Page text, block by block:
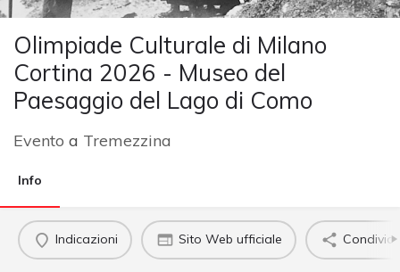
Olimpiade Culturale di Milano
Cortina 2026 - Museo del
Paesaggio del Lago di Como
Evento a Tremezzina
Info
Indicazioni Sito Web ufficiale Condividi